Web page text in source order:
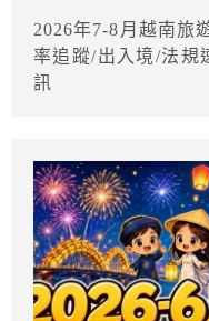
2026年7-8月越南旅
率追蹤/出入境/法規
訊